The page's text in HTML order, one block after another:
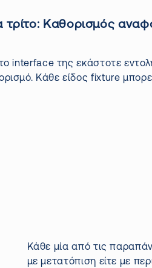
τρίτο: Καθορισμός
interface της εκάστοτε
Κάθε είδοςfixture
Κάθε μία από τις
με μετατόπιση είτε με